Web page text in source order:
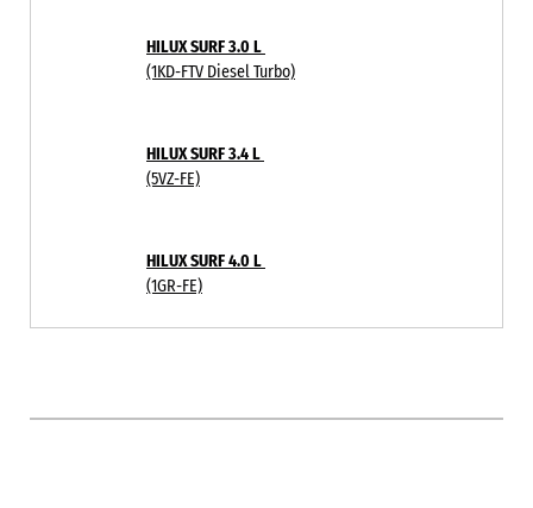
HILUX SURF 3.0 L
(1KD-FTV Diesel Turbo)
HILUX SURF 3.4 L
(5VZ-FE)
HILUX SURF 4.0 L
(1GR-FE)